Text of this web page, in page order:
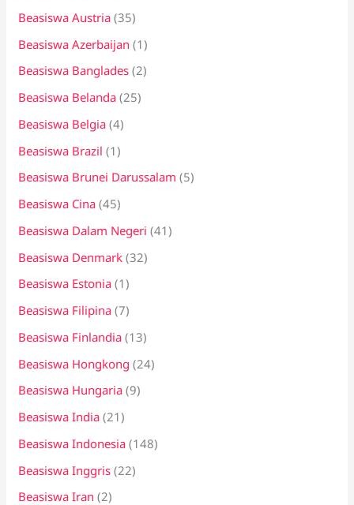
Beasiswa Austria (35)
Beasiswa Azerbaijan (1)
Beasiswa Banglades (2)
Beasiswa Belanda (25)
Beasiswa Belgia (4)
Beasiswa Brazil (1)
Beasiswa Brunei Darussalam (5)
Beasiswa Cina (45)
Beasiswa Dalam Negeri (41)
Beasiswa Denmark (32)
Beasiswa Estonia (1)
Beasiswa Filipina (7)
Beasiswa Finlandia (13)
Beasiswa Hongkong (24)
Beasiswa Hungaria (9)
Beasiswa India (21)
Beasiswa Indonesia (148)
Beasiswa Inggris (22)
Beasiswa Iran (2)